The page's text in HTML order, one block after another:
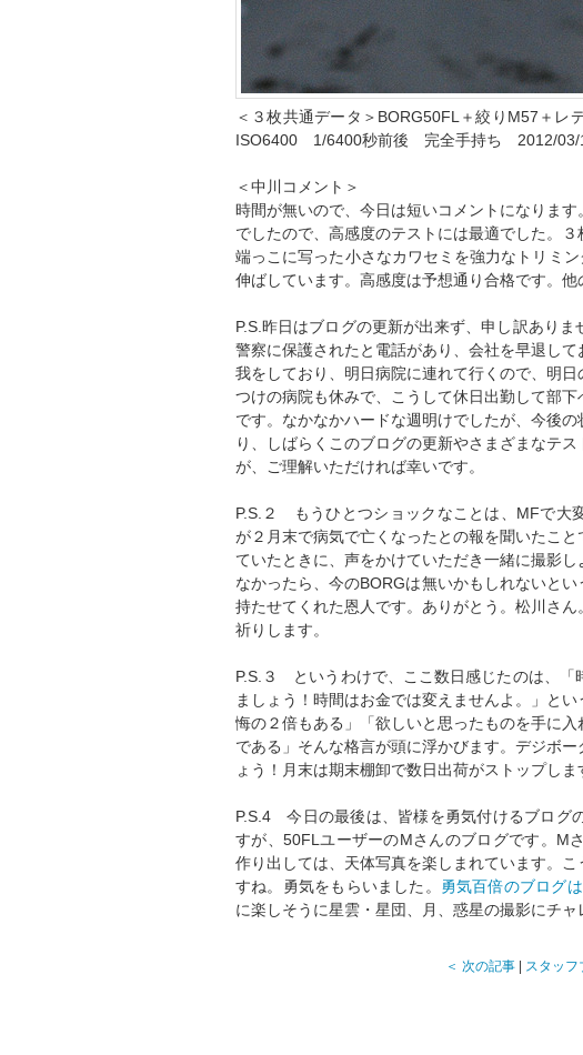
＜３枚共通データ＞BORG50FL＋絞りM57＋
ISO6400 1/6400秒前後 完全手持ち 2012/
＜中川コメント＞
時間が無いので、今日は短いコメントになりま
でしたので、高感度のテストには最適でした。
端っこに写った小さなカワセミを強力なトリミ
伸ばしています。高感度は予想通り合格です。
P.S.昨日はブログの更新が出来ず、申し訳あり
警察に保護されたと電話があり、会社を早退し
我をしており、明日病院に連れて行くので、明
つけの病院も休みで、こうして休日出勤して部
です。なかなかハードな週明けでしたが、今後
り、しばらくこのブログの更新やさまざまなテ
が、ご理解いただければ幸いです。
P.S.２ もうひとつショックなことは、MFで大
が２月末で病気で亡くなったとの報を聞いたこ
ていたときに、声をかけていただき一緒に撮影
なかったら、今のBORGは無いかもしれないと
持たせてくれた恩人です。ありがとう。松川さん。
祈りします。
P.S.３ というわけで、ここ数日感じたのは、「
ましょう！時間はお金では変えませんよ。」と
悔の２倍もある」「欲しいと思ったものを手に
である」そんな格言が頭に浮かびます。デジボー
ょう！月末は期末棚卸で数日出荷がストップし
P.S.4 今日の最後は、皆様を勇気付けるブログ
すが、50FLユーザーのMさんのブログです。M
作り出しては、天体写真を楽しまれています。
すね。勇気をもらいました。 勇気百倍のブログ
に楽しそうに星雲・星団、月、惑星の撮影にチャ
＜ 次の記事 スタッフ